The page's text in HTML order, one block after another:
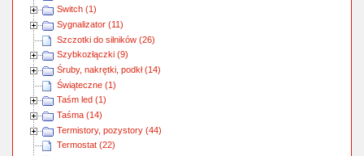
Switch (1)
Sygnalizator (11)
Szczotki do silników (26)
Szybkozłączki (9)
Śruby, nakrętki, podkł (14)
Świąteczne (1)
Taśm led (1)
Taśma (14)
Termistory, pozystory (44)
Termostat (22)